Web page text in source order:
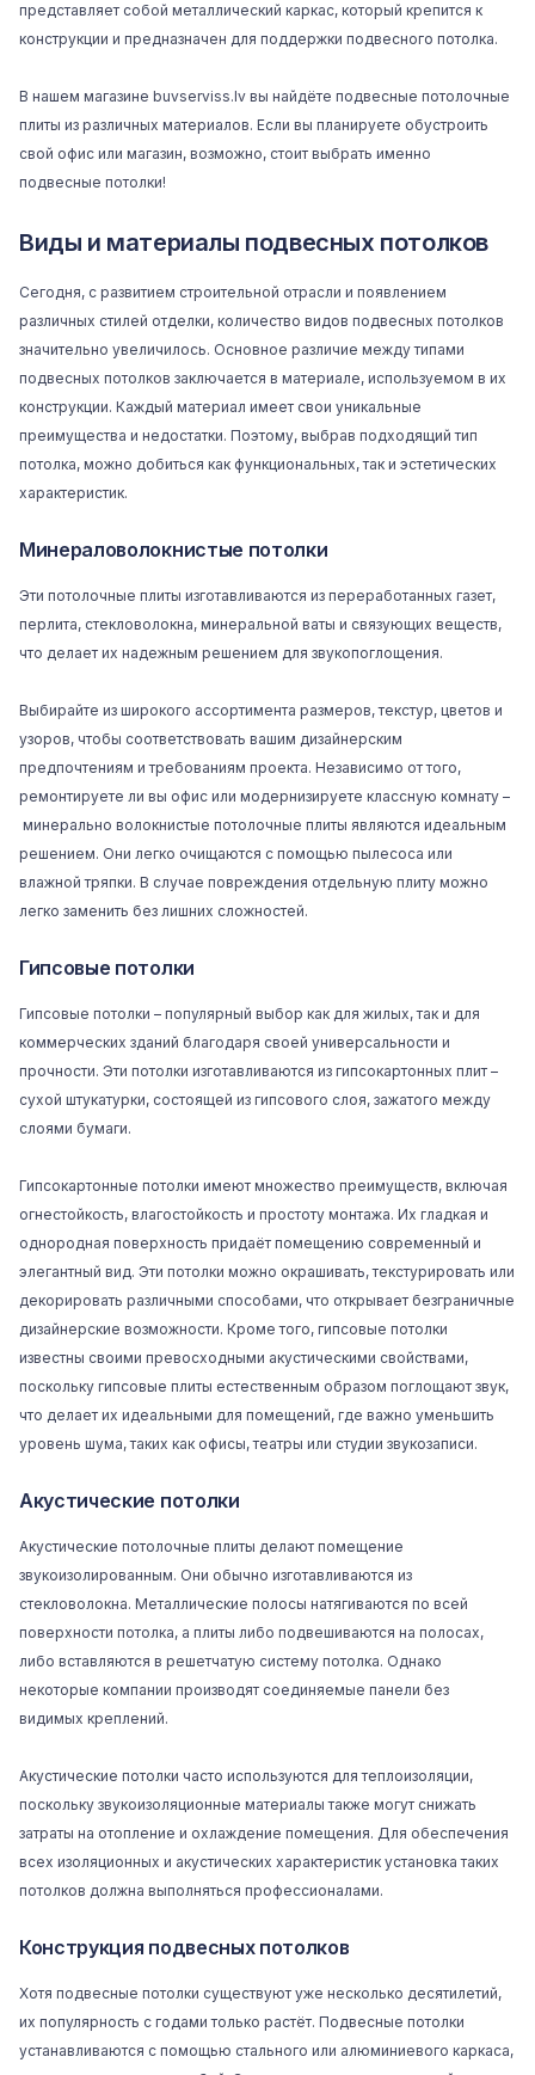
представляет собой металлический каркас, который крепится к
конструкции и предназначен для поддержки подвесного потолка.
В нашем магазине buvserviss.lv вы найдёте подвесные потолочные
плиты из различных материалов. Если вы планируете обустроить
свой офис или магазин, возможно, стоит выбрать именно
подвесные потолки!
Виды и материалы подвесных потолков
Сегодня, с развитием строительной отрасли и появлением
различных стилей отделки, количество видов подвесных потолков
значительно увеличилось. Основное различие между типами
подвесных потолков заключается в материале, используемом в их
конструкции. Каждый материал имеет свои уникальные
преимущества и недостатки. Поэтому, выбрав подходящий тип
потолка, можно добиться как функциональных, так и эстетических
характеристик.
Минераловолокнистые потолки
Эти потолочные плиты изготавливаются из переработанных газет,
перлита, стекловолокна, минеральной ваты и связующих веществ,
что делает их надежным решением для звукопоглощения.
Выбирайте из широкого ассортимента размеров, текстур, цветов и
узоров, чтобы соответствовать вашим дизайнерским
предпочтениям и требованиям проекта. Независимо от того,
ремонтируете ли вы офис или модернизируете классную комнату –
минерально волокнистые потолочные плиты являются идеальным
решением. Они легко очищаются с помощью пылесоса или
влажной тряпки. В случае повреждения отдельную плиту можно
легко заменить без лишних сложностей.
Гипсовые потолки
Гипсовые потолки – популярный выбор как для жилых, так и для
коммерческих зданий благодаря своей универсальности и
прочности. Эти потолки изготавливаются из гипсокартонных плит –
сухой штукатурки, состоящей из гипсового слоя, зажатого между
слоями бумаги.
Гипсокартонные потолки имеют множество преимуществ, включая
огнестойкость, влагостойкость и простоту монтажа. Их гладкая и
однородная поверхность придаёт помещению современный и
элегантный вид. Эти потолки можно окрашивать, текстурировать или
декорировать различными способами, что открывает безграничные
дизайнерские возможности. Кроме того, гипсовые потолки
известны своими превосходными акустическими свойствами,
поскольку гипсовые плиты естественным образом поглощают звук,
что делает их идеальными для помещений, где важно уменьшить
уровень шума, таких как офисы, театры или студии звукозаписи.
Акустические потолки
Акустические потолочные плиты делают помещение
звукоизолированным. Они обычно изготавливаются из
стекловолокна. Металлические полосы натягиваются по всей
поверхности потолка, а плиты либо подвешиваются на полосах,
либо вставляются в решетчатую систему потолка. Однако
некоторые компании производят соединяемые панели без
видимых креплений.
Акустические потолки часто используются для теплоизоляции,
поскольку звукоизоляционные материалы также могут снижать
затраты на отопление и охлаждение помещения. Для обеспечения
всех изоляционных и акустических характеристик установка таких
потолков должна выполняться профессионалами.
Конструкция подвесных потолков
Хотя подвесные потолки существуют уже несколько десятилетий,
их популярность с годами только растёт. Подвесные потолки
устанавливаются с помощью стального или алюминиевого каркаса,